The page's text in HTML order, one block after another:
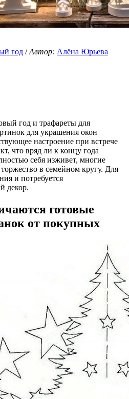
год /Автор: Алёна Юрьева
год и трафареты для
для украшения окон
настроение при встрече
что вряд ли к концу года
себя изживет, многие
торжество в семейном кругу. Для
и потребуется
декор.
готовые
от покупных